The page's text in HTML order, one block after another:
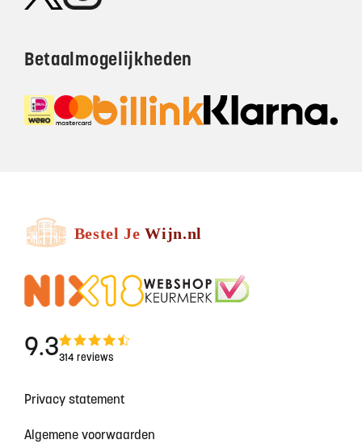
Betaalmogelijkheden
9.3314 reviews
Privacy statement
Algemene voorwaarden